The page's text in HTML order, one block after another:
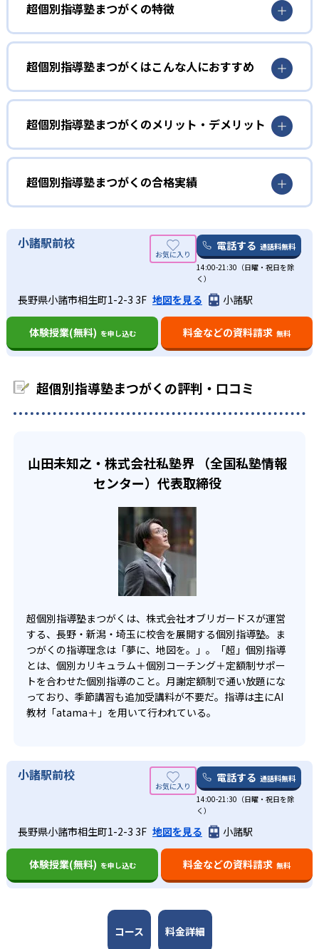
超個別指導塾まつがくの特徴
出典：超個別指導塾まつがく 公式サイト
01
将来の夢から逆算したロードマップ
に、子どもの好きなことや得意なこと、将来の夢などを共
有している。そこから10年、5年と逆算することで、進学に
ついて自ら考える機会を与えている。志望校が定まった
習することで、目的意識を持って学習に取り組めるよう促
個別指導（1vs1）で、将来の夢や学習する目的を深
掘りし、志望校を決定
目標達成までに必要な勉強時間や現時点での理解度
を、全て数値化
AI教材を活用したカリキュラムで、弱点を克服しなが
ら基礎の定着を図る
ロードマップに沿って講師が進捗管理を行い、子ど
もと共有
超個別指導塾まつがくでは月謝が定額となっているため、
学習の進捗状況によって、追加料金なしで受講回数を増や
すことができる。季節講習会も追加受講料は不要となって
おり、目標に向かって努力する子どもを応援する環境が整
月額料金は入塾時点より高3まで値上がりしない仕組みにな
っている。例えば中1で入塾すると、中1の月謝設定のまま
高3まで通塾が可能。つまり、入塾時期が早ければ早いほど
得になる。
AI教材「atama+」でカリキュラムを最適化
超個別指導塾まつがくはこんな人におすすめ
出典：超個別指導塾まつがく 公式サイト
家庭学習で集中することが難しい子ども向け
超個別指導塾まつがくの小学生コースは、中学受験対策も
しさ・面白さを感じることができる。また、志望校別に対
策したテストを毎月実施しているため進捗状況もわかりや
中学生
やる気を継続させたい子ども向け
中学生コースは、成功体験を積むことで、学習に対する意
期に自主的な学習意欲が芽生えれば、高校へ入学してから
も非常に有利になるからだ。AI教材と丁寧な個別指導によ
り、苦手を克服する達成感を何度も味わうことができるた
め、着実に自信をつけることができる。
高校生
受験に向けて最短距離で成績を上げたい生徒向け
AIによって個別最適化指導が可能となるため、基礎の習得
からスタートする場合でも、早い段階で予習先行型に移行
月謝定額制を設けているため、費用を気にせずに受講回数
を増やしたり、自習室として使用したりすることも可能
だ。
超個別指導塾まつがくのメリット・デメリット
出典：超個別指導塾まつがく 公式サイト
ているため、費用を気にせず学べることだ。家ではなかな
か集中できない場合でも、講師に会いに行くことでモチベ
ため、わからないことを相談しやすい点もうれしい。必要
な時に必要なだけ頼れる学習環境があることで、本物の学
力を身につけることができる。
また、AI教材で進捗状況を可視化することができるのもメ
リットだ。今やるべきことが明確になることで、子どもの
目標達成までのロードマップを着実に進んでいることで安
心し、目の前の課題により意欲的に取り組むことができる
ようになる。
どんなデメリットがある？
超個別指導塾まつがくでは、個々に合わせたカリキュラム
と個別指導を行っているため、他の子どもへ競争意識を持
また、月謝が定額制となっていることは多くの子どもにと
ってメリットだが、限られた回数しか受講できない事情が
ある場合、逆に割高に感じてしまうこともある。
超個別指導塾まつがくの合格実績
超個別指導塾まつがくは、サイトでは合格実績は公開して
いない。志望校への実績があるかどうかは、通う予定の教
小諸駅前校 電話する 通話料無料
14:00-21:30（日曜・祝日を除
く）
長野県小諸市相生町1-2-3 3F 地図を見る 小諸駅
体験授業(無料) を申し込む 料金などの資料請求 無料
超個別指導塾まつがくの評判・口コミ
山田未知之・株式会社私塾界 （全国私塾情報
センター）代表取締役
超個別指導塾まつがくは、株式会社オブリガードスが運営
する、長野・新潟・埼玉に校舎を展開する個別指導塾。ま
つがくの指導理念は「夢に、地図を。」。「超」個別指導
とは、個別カリキュラム＋個別コーチング＋定額制サポー
トを合わせた個別指導のこと。月謝定額制で通い放題にな
っており、季節講習も追加受講料が不要だ。指導は主にAI
教材「atama＋」を用いて行われている。
小諸駅前校 電話する 通話料無料
14:00-21:30（日曜・祝日を除
く）
長野県小諸市相生町1-2-3 3F 地図を見る 小諸駅
体験授業(無料) を申し込む 料金などの資料請求 無料
コース 料金詳細